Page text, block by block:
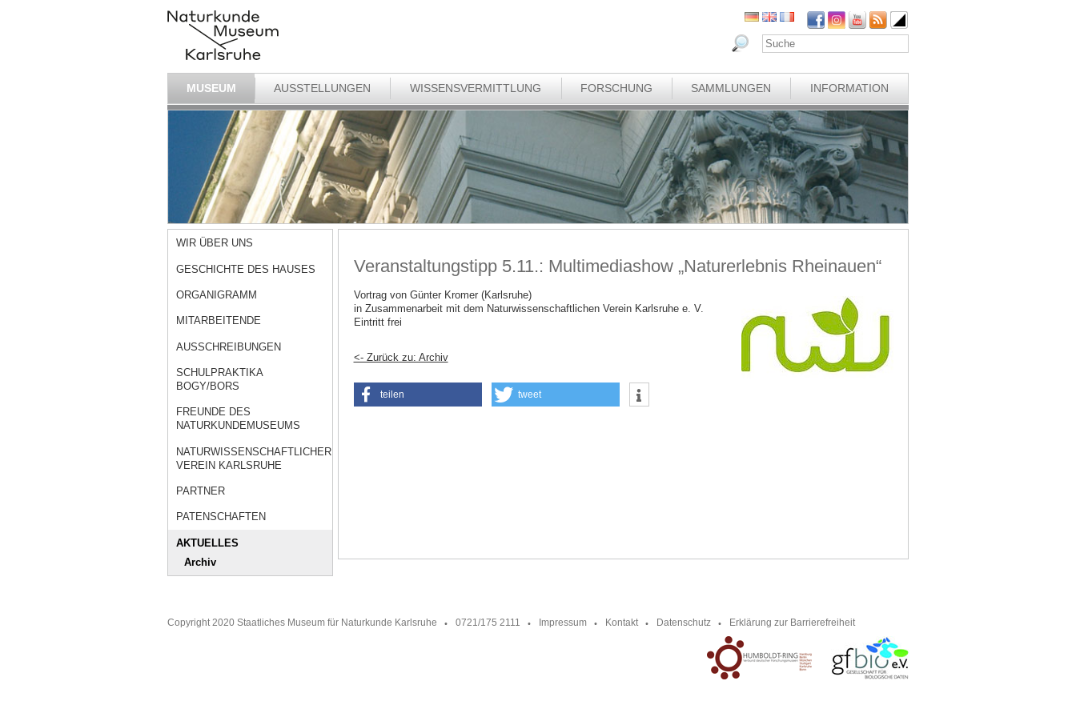
MUSEUM AUSSTELLUNGEN WISSENSVERMITTLUNG FORSCHUNG SAMMLUNGEN INFORMATION
WIR ÜBER UNS
GESCHICHTE DES HAUSES
ORGANIGRAMM
MITARBEITENDE
AUSSCHREIBUNGEN
SCHULPRAKTIKA
BOGY/BORS
FREUNDE DES
NATURKUNDEMUSEUMS
NATURWISSENSCHAFTLICHER
VEREIN KARLSRUHE
PARTNER
PATENSCHAFTEN
AKTUELLES
Archiv
Veranstaltungstipp 5.11.: Multimediashow „Naturerlebnis Rheinauen“
Vortrag von Günter Kromer (Karlsruhe)
in Zusammenarbeit mit dem Naturwissenschaftlichen Verein Karlsruhe e. V.
Eintritt frei
<- Zurück zu: Archiv
teilen tweet
Copyright 2020 Staatliches Museum für Naturkunde Karlsruhe 0721/175 2111 Impressum Kontakt Datenschutz Erklärung zur Barrierefreiheit